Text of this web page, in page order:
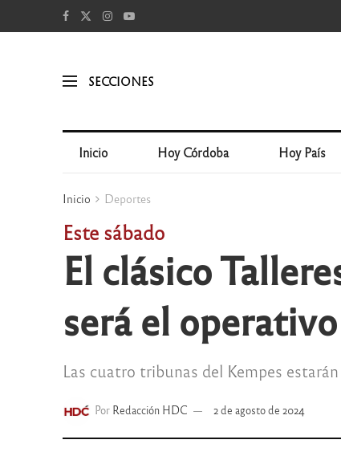
SECCIONES
Inicio Hoy Córdoba Hoy País
Inicio Deportes
Este sábado
El clásico
será el
Las cuatro tribunas del Kempes
Por Redacción HDC 2 de agosto de 2024